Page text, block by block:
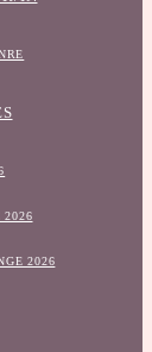
2026
2026